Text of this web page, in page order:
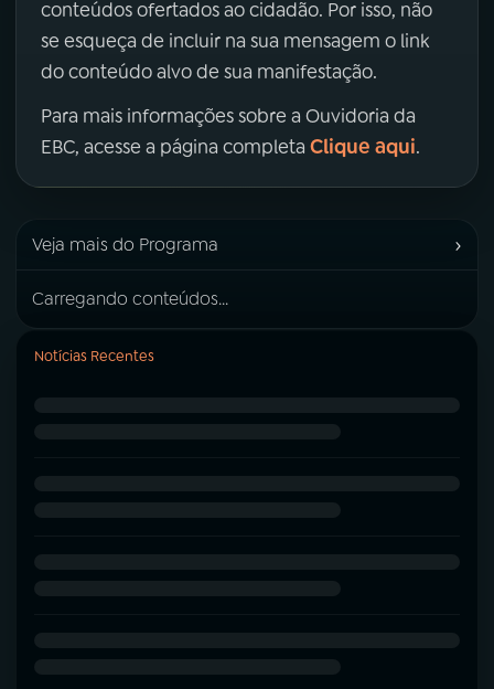
conteúdos ofertados ao cidadão. Por isso, não
se esqueça de incluir na sua mensagem o link
do conteúdo alvo de sua manifestação.
Para mais informações sobre a Ouvidoria da
EBC, acesse a página completa Clique aqui.
Veja mais do Programa ›
Carregando conteúdos...
Notícias Recentes